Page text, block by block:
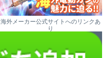
海外メーカー公式サイトへのリンクあ
り